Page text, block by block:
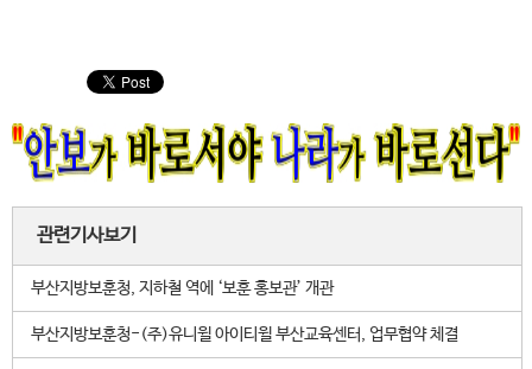
관련기사보기
부산지방보훈청, 지하철 역에 ‘보훈 홍보관’ 개관
부산지방보훈청-(주)유니윌 아이티윌 부산교육센터, 업무협약 체결